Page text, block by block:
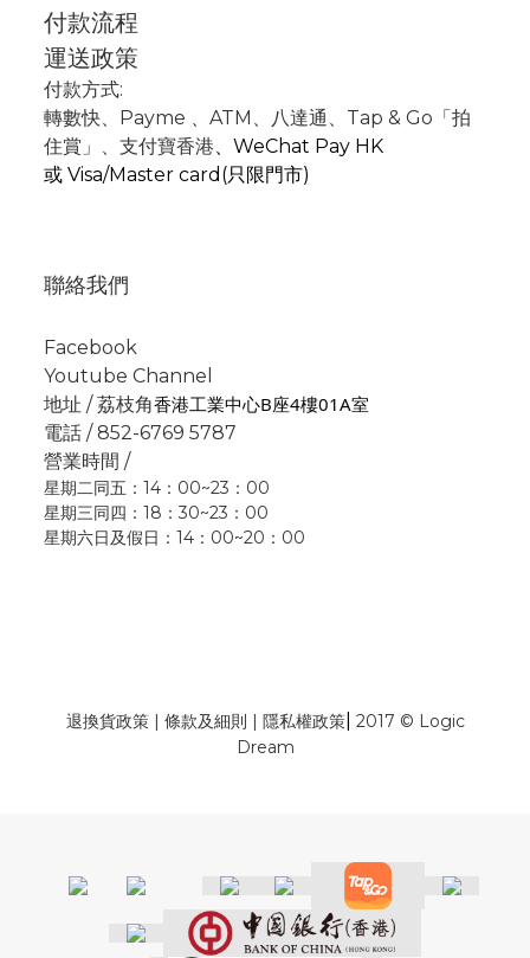
付款流程
運送政策
付款方式:
轉數快、Payme 、 ATM 、
八達通、Tap & Go「拍
住賞」 、支付寶香港、 WeChat Pay HK
或 Visa/Master card(只限門市)
聯絡我們
Facebook
Youtube Channel
地址 / 荔枝角香港工業中心B座4樓01A室
電話 / 852-6769 5787
營業時間 /
星期二同五：14：00~23：00
星期三同四：18：30~23：00
星期六日及假日：14：00~20：00
退換貨政策| 條款及細則 | 隱私權政策| 2017 © Logic
Dream